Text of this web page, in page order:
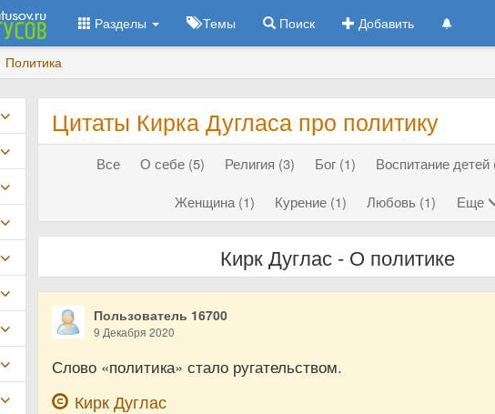
Разделы Темы Поиск Добавить
Политика
Цитаты Кирка Дугласа про политику
Все О себе (5) Религия (3) Бог (1) Воспитание детей
Женщина (1)
Курение (1) Любовь (1) Еще
Кирк Дуглас - О политике
Пользователь 16700
9 Декабря 2020
Слово «политика» стало ругательством.
Кирк Дуглас